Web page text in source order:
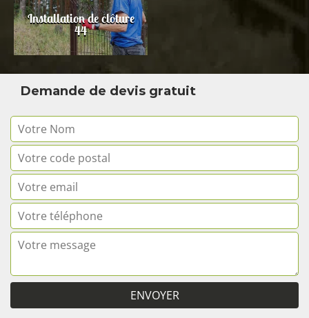
Installation de clôture
44
Demande de devis gratuit